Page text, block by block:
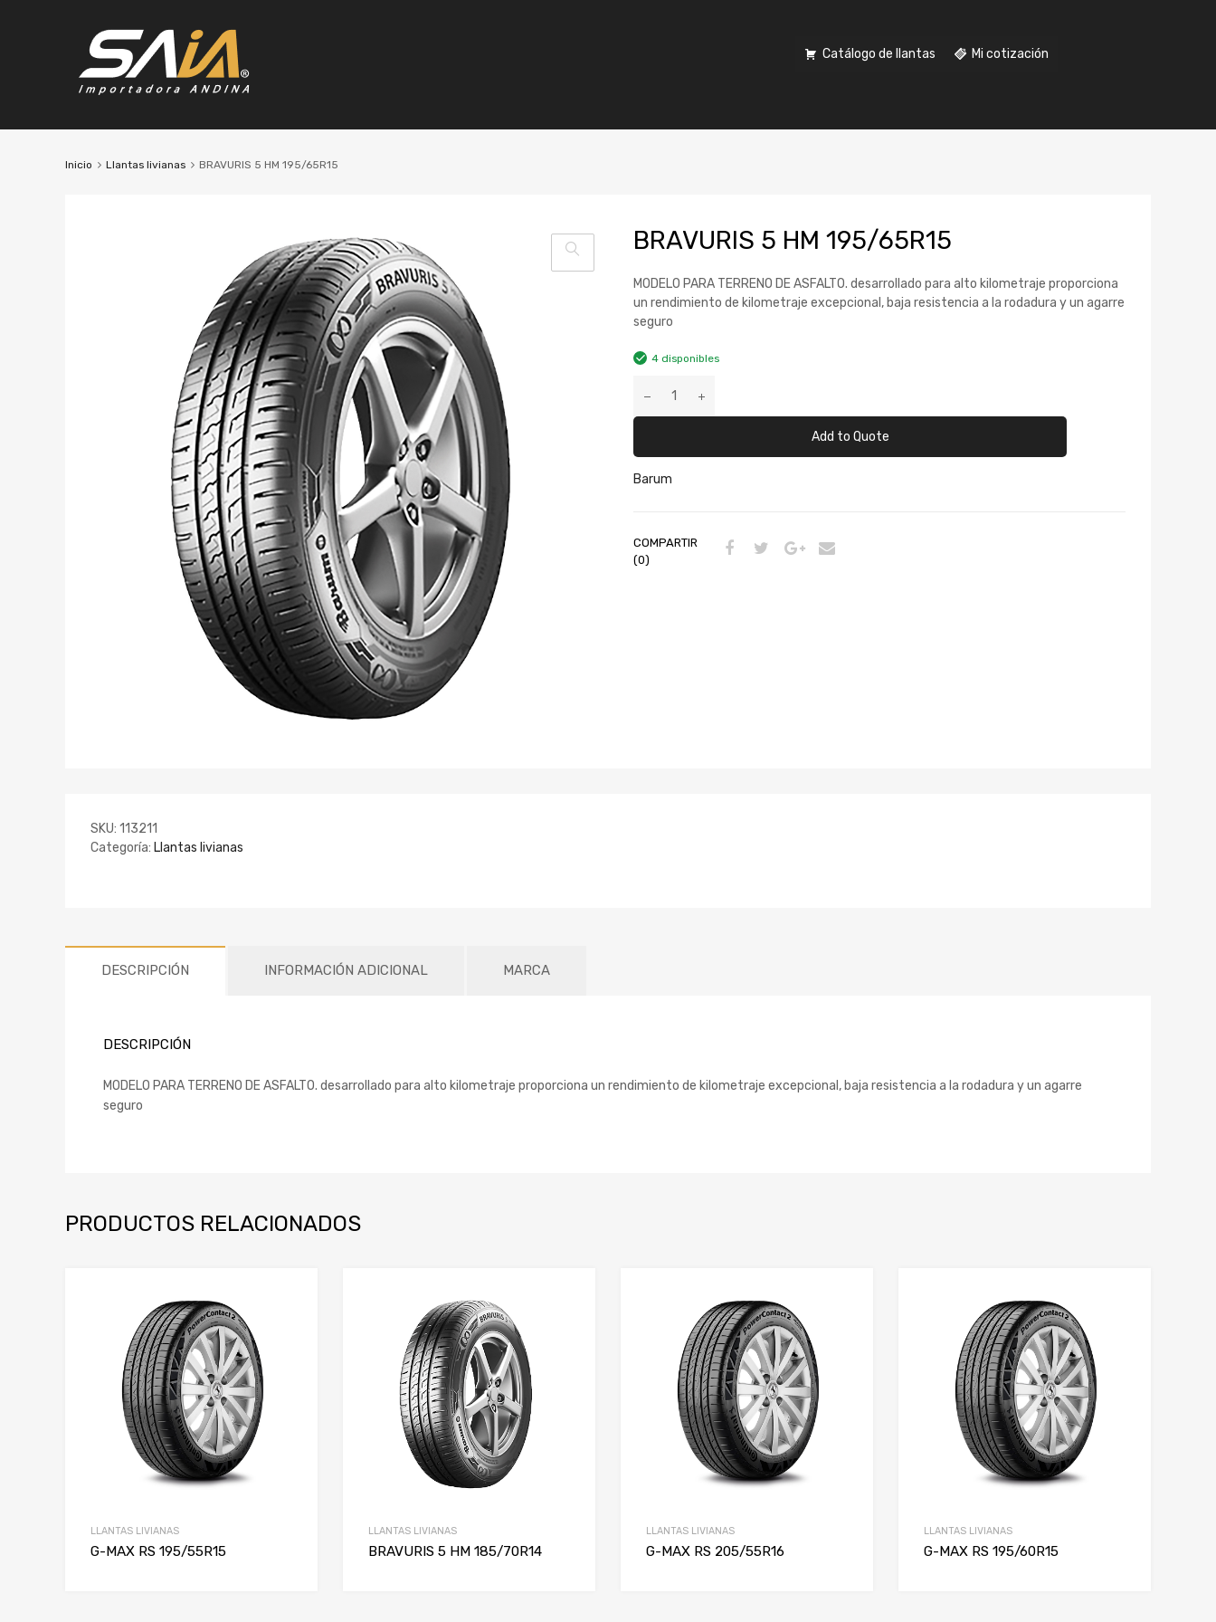
Mi cotización
Catálogo de llantas
Inicio Llantas livianas BRAVURIS 5 HM 195/65R15
BRAVURIS 5 HM 195/65R15
MODELO PARA TERRENO DE ASFALTO. desarrollado para alto kilometraje proporciona
un rendimiento de kilometraje excepcional, baja resistencia a la rodadura y un agarre
seguro
4 disponibles
Add to Quote
Barum
COMPARTIR
(0)
SKU: 113211
Categoría: Llantas livianas
DESCRIPCIÓN INFORMACIÓN ADICIONAL MARCA
DESCRIPCIÓN
MODELO PARA TERRENO DE ASFALTO. desarrollado para alto kilometraje proporciona un rendimiento de kilometraje excepcional, baja resistencia a la rodadura y un agarre
seguro
PRODUCTOS RELACIONADOS
LLANTAS LIVIANAS
G-MAX RS 195/55R15
LLANTAS LIVIANAS
BRAVURIS 5 HM 185/70R14
LLANTAS LIVIANAS
G-MAX RS 205/55R16
LLANTAS LIVIANAS
G-MAX RS 195/60R15